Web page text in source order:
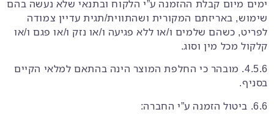
ימים מיום קבלת ההזמנה ע”י הלקוח ובתנאי שלא נעשה בהם
שימוש, באריזתם המקורית ושהתווית/תגית עדיין צמודה
לפריט, כשהם שלמים ו/או ללא פגיעה ו/או נזק ו/או פגם ו/או
קלקול מכל מין וסוג.
4.5.6. מובהר כי החלפת המוצר הינה בהתאם למלאי הקיים
בסניף.
6.6. ביטול הזמנה ע”י החברה: